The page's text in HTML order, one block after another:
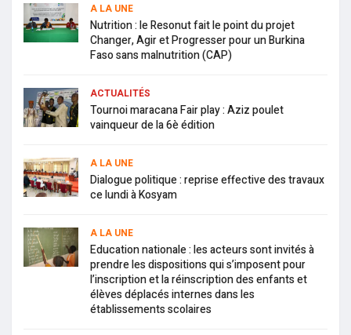
A LA UNE
Nutrition : le Resonut fait le point du projet
Changer, Agir et Progresser pour un Burkina
Faso sans malnutrition (CAP)
ACTUALITÉS
Tournoi maracana Fair play : Aziz poulet
vainqueur de la 6è édition
A LA UNE
Dialogue politique : reprise effective des travaux
ce lundi à Kosyam
A LA UNE
Education nationale : les acteurs sont invités à
prendre les dispositions qui s’imposent pour
l’inscription et la réinscription des enfants et
élèves déplacés internes dans les
établissements scolaires